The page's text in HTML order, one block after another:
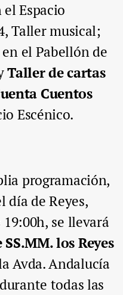
el Espacio
Taller musical;
en el Pabellón de
Taller de cartas
Cuentos
Escénico.
programación,
día de Reyes,
19:00h, se llevará
los Reyes
Avda. Andalucía
todas las